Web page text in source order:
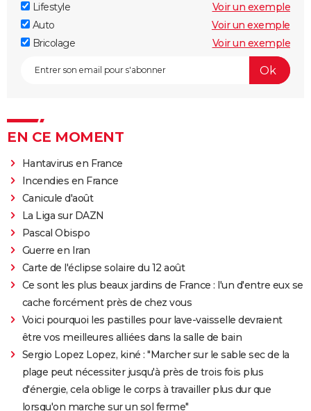
Lifestyle
Voir un exemple
Auto
Voir un exemple
Bricolage
Voir un exemple
EN CE MOMENT
Hantavirus en France
Incendies en France
Canicule d'août
La Liga sur DAZN
Pascal Obispo
Guerre en Iran
Carte de l'éclipse solaire du 12 août
Ce sont les plus beaux jardins de France : l'un d'entre eux se
cache forcément près de chez vous
Voici pourquoi les pastilles pour lave-vaisselle devraient
être vos meilleures alliées dans la salle de bain
Sergio Lopez Lopez, kiné : "Marcher sur le sable sec de la
plage peut nécessiter jusqu'à près de trois fois plus
d'énergie, cela oblige le corps à travailler plus dur que
lorsqu'on marche sur un sol ferme"